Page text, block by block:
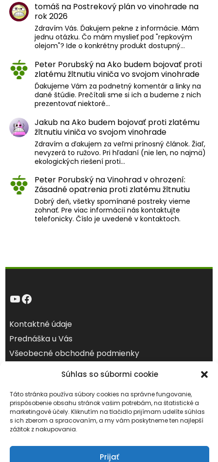
Súhlas so súbormi cookie
Táto stránka používa súbory cookies na správne fungovanie,
prispôsobenie obsahu stránok vašim potrebám, na štatistické a
marketingové účely. Kliknutím na tlačidlo prijímam udelíte súhlas
s ich zberom a spracovaním, a my vám poskytneme ten najlepší
zážitok z nakupovania.
Prijať
tomáš na Postrekový plán vo vinohrade na
rok 2026
Zdravím Vás. Ďakujem pekne z informácie. Mám
jednu otázku. Čo mám myslieť pod "repkovým
olejom"? Ide o konkrétny produkt dostupný…
Peter Porubský naAko budem bojovať proti
zlatému žltnutiu viniča vo svojom vinohrade
Ďakujeme Vám za podnetný komentár a linky na
dané štúdie. Prečítali sme si ich a budeme z nich
prezentovať niektoré…
Jakub naAko budem bojovať proti zlatému
žltnutiu viniča vo svojom vinohrade
Zdravím a ďakujem za veľmi prínosný článok. Žiaľ,
nevyzerá to ružovo. Pri hľadaní (nie len, no najmä)
ekologických riešení proti…
Peter Porubský naVinohrad v ohrození:
Zásadné opatrenia proti zlatému žltnutiu
Dobrý deň, všetky spomínané postreky vieme
zohnať. Pre viac informácií nás kontaktujte
telefonicky. Číslo je uvedené v kontaktoch.
YouTube
Facebook
Kontaktné údaje
Prednáška u Vás
Všeobecné obchodné podmienky
Ochrana osobných údajov (GDPR)
november 2024
Po
Ut St Št Pi So
Ne
1
2
3
4
5